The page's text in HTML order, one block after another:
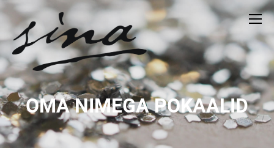
OMA NIMEGA POKAALID